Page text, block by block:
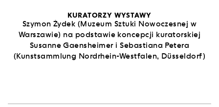
KURATORZY WYSTAWY
Szymon Żydek (Muzeum Sztuki Nowoczesnej w
Warszawie) na podstawie koncepcji kuratorskiej
Susanne Gaensheimer i Sebastiana Petera
(Kunstsammlung Nordrhein-Westfalen, Düsseldorf)